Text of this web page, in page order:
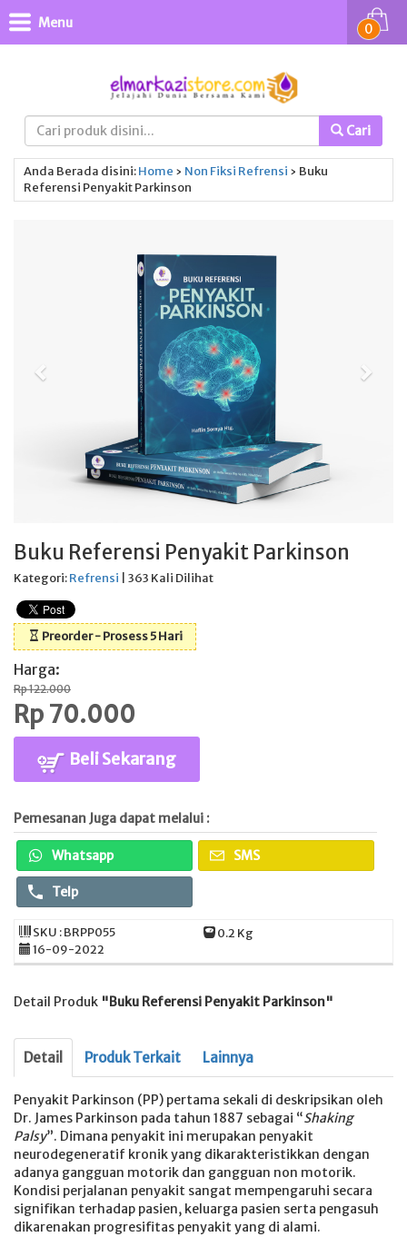
Cari
0
Menu
Anda Berada disini:Home › Non Fiksi Refrensi › Buku
Referensi Penyakit Parkinson
Buku Referensi Penyakit Parkinson
Kategori:Refrensi | 363 Kali Dilihat
Preorder - Prosess 5 Hari
Harga:
Rp 122.000
Rp 70.000
Beli Sekarang
Pemesanan Juga dapat melalui :
Whatsapp SMS
Telp
SKU : BRPP055
0.2 Kg
16-09-2022
Detail Produk "Buku Referensi Penyakit Parkinson"
Detail Produk Terkait Lainnya
Penyakit Parkinson (PP) pertama sekali di deskripsikan oleh
Dr. James Parkinson pada tahun 1887 sebagai “Shaking
Palsy”. Dimana penyakit ini merupakan penyakit
neurodegeneratif kronik yang dikarakteristikkan dengan
adanya gangguan motorik dan gangguan non motorik.
Kondisi perjalanan penyakit sangat mempengaruhi secara
signifikan terhadap pasien, keluarga pasien serta pengasuh
dikarenakan progresifitas penyakit yang di alami.